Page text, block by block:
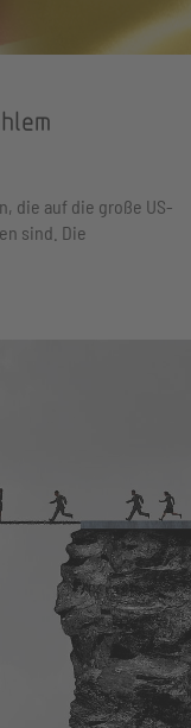
die auf die große US-
sind. Die